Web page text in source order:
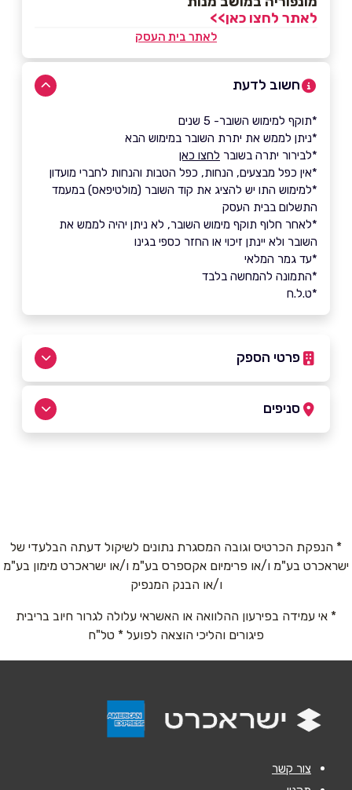
לאתר לחצו כאן>>
לאתר בית העסק
חשוב לדעת
*תוקף למימוש השובר- 5 שנים
*ניתן לממש את יתרת השובר במימוש הבא
*לבירור יתרה בשובר לחצו כאן
*אין כפל מבצעים, הנחות, כפל הטבות והנחות לחברי מועדון
*למימוש התו יש להציג את קוד השובר (מולטיפאס) במעמד
התשלום בבית העסק
*לאחר חלוף תוקף מימוש השובר, לא ניתן יהיה לממש את
השובר ולא יינתן זיכוי או החזר כספי בגינו
*עד גמר המלאי
*התמונה להמחשה בלבד
*ט.ל.ח
פרטי הספק
באתר
טלפון*
אימייל*
סניפים
* הנפקת הכרטיס וגובה המסגרת נתונים לשיקול דעתה הבלעדי של
ישראכרט בע"מ ו/או פרימיום אקספרס בע"מ ו/או ישראכרט מימון בע"מ
ו/או הבנק המנפיק
* אי עמידה בפירעון ההלוואה או האשראי עלולה לגרור חיוב בריבית
פיגורים והליכי הוצאה לפועל * טל"ח
צור קשר